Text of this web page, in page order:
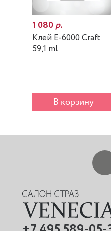
1 080р.
Клей E-6000 Craft
59,1 ml
В корзину